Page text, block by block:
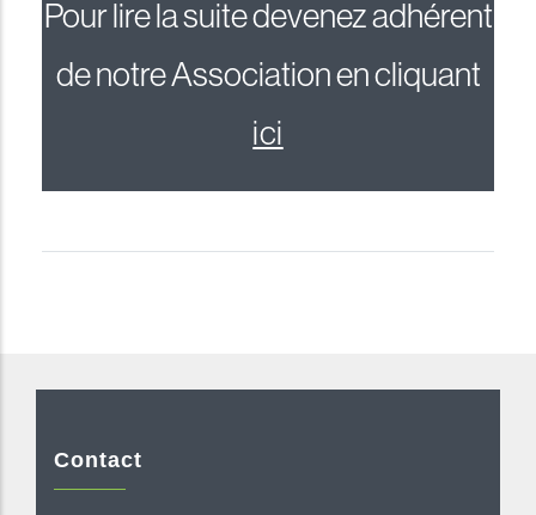
Pour lire la suite devenez adhérent
de notre Association en cliquant
ici
Contact
reddit downloaderColoriage à Imprimerhoroscope love